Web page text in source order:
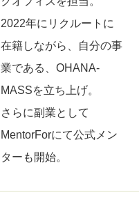
2022年にリクルートに
在籍しながら、自分の事
業である、OHANA-
MASSを立ち上げ。
さらに副業として
MentorForにて公式メン
ターも開始。